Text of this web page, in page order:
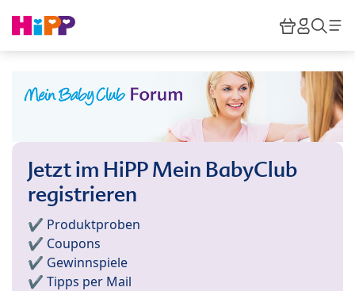
HiPP
Jetzt im HiPP Mein BabyClub
registrieren
✔️ Produktproben
✔️ Coupons
✔️ Gewinnspiele
✔️ Tipps per Mail